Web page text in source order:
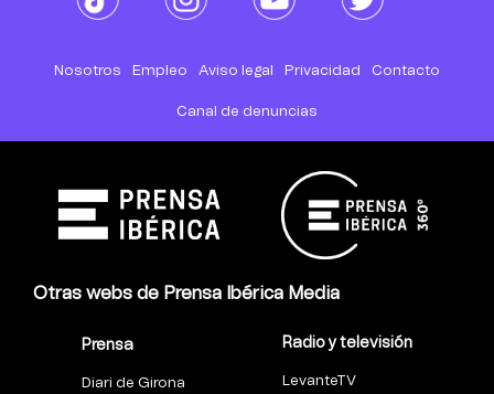
Nosotros Empleo Aviso legal Privacidad Contacto
Canal de denuncias
Otras webs de Prensa Ibérica Media
Prensa
Diari de Girona
Radio y televisión
LevanteTV